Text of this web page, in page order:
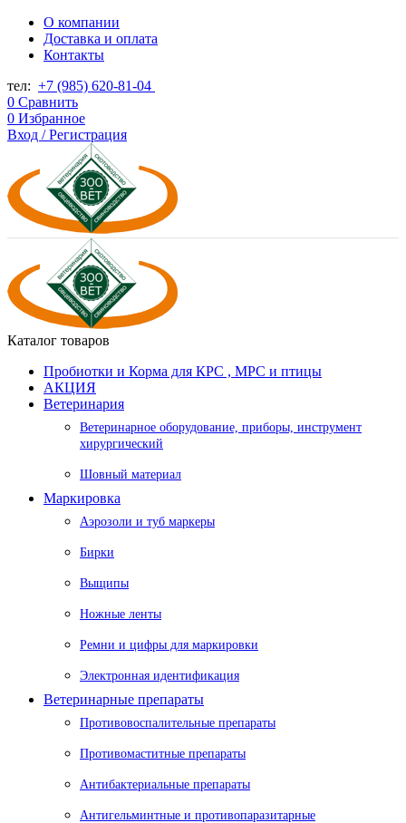
О компании
Доставка и оплата
Контакты
тел: +7 (985) 620-81-04
0 Сравнить
0 Избранное
Вход / Регистрация
Каталог товаров
Пробиотки и Корма для КРС , МРС и птицы
АКЦИЯ
Ветеринария
Ветеринарное оборудование, приборы, инструмент
хирургический
Шовный материал
Маркировка
Аэрозоли и туб маркеры
Бирки
Выщипы
Ножные ленты
Ремни и цифры для маркировки
Электронная идентификация
Ветеринарные препараты
Противовоспалительные препараты
Противомаститные препараты
Антибактериальные препараты
Антигельминтные и противопаразитарные